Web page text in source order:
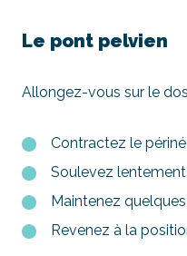
Le pont pelvien
Allongez-vous sur le
Contractez le
Soulevez lentement
Maintenez
Revenez à la